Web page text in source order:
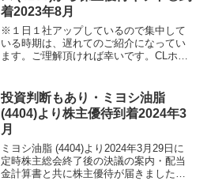
着2023年8月
※１日１社アップしているので集中して
いる時期は、遅れてのご紹介になってい
ます。ご理解頂ければ幸いです。CLホー
運輸・ネコポスにて届きました。CLホー
ルディ...
投資判断もあり・ミヨシ油脂
(4404)より株主優待到着2024年3
月
ミヨシ油脂 (4404)より2024年3月29日に
定時株主総会終了後の決議の案内・配当
金計算書と共に株主優待が届きました。